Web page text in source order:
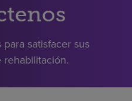
satisfacer sus